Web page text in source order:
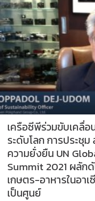
เครือซีพีร่วมขับเคลื่
ระดับโลก การประชุ
ความยั่งยืน UN
Summit 2021 ผลัก
เกษตร-อาหารในอา
เป็นศูนย์